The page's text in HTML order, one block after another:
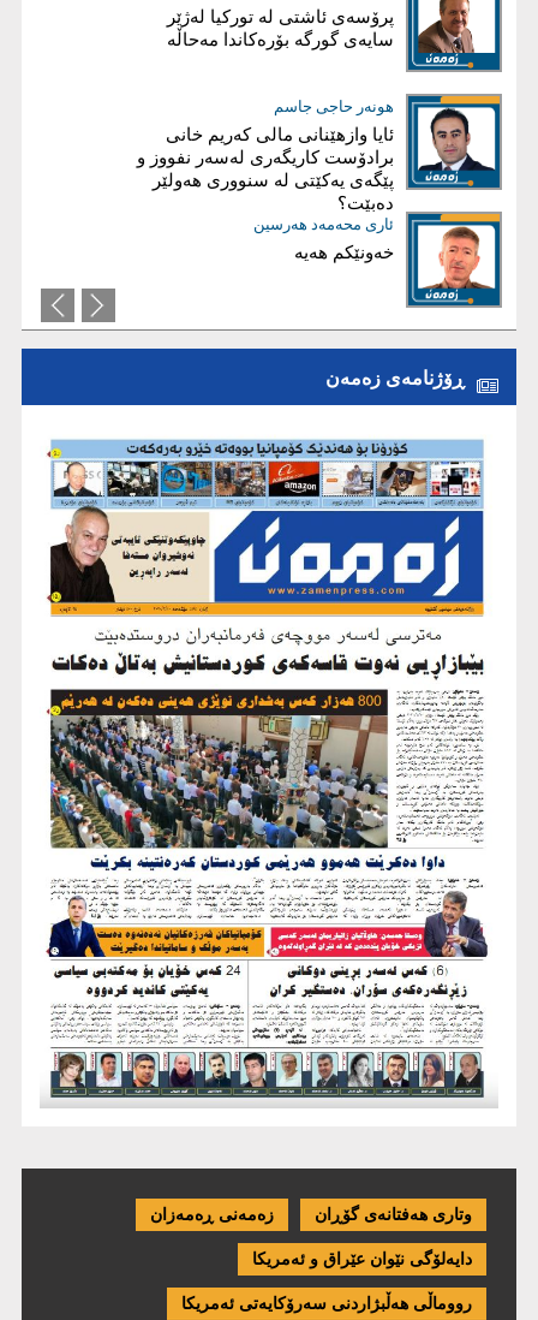
پرۆسەی ئاشتی لە توركیا لەژێر
سایەی گورگە بۆرەكاندا مەحاڵە
هونەر حاجی جاسم
ئایا وازهێنانی مالی کەریم‌ خانی
برادۆست کاریگەری لەسەر نفووز و
پێگەی یەکێتی لە سنووری هەولێر
دەبێت؟
ئاری محەمەد هەرسین
خەونێکم هەیە
شەڕ لەسەر هیچ!
ئاریز عەبدوڵا
ئايا چۆن هەرێم دەڕوخێ؟
عیماد ئه‌حمه‌د
بریاری دروست؛ بناغەی سەرکەوتنە
ڕۆژنامەی زەمەن
وتاری هەفتانەی گۆڕان زەمەنی ڕەمەزان
دایەلۆگی نێوان عێراق و ئەمریكا
رووماڵی هەڵبژاردنی سەرۆکایەتی ئەمریکا